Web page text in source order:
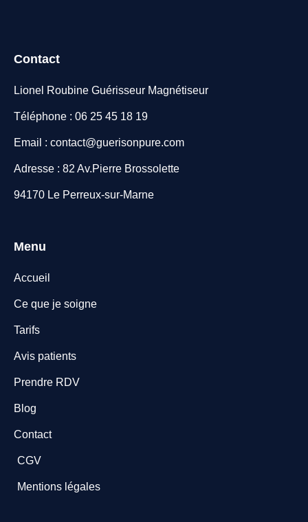
Contact
Lionel Roubine Guérisseur Magnétiseur
Téléphone : 06 25 45 18 19
Email : contact@guerisonpure.com
Adresse : 82 Av.Pierre Brossolette
94170 Le Perreux-sur-Marne
Menu
Accueil
Ce que je soigne
Tarifs
Avis patients
Prendre RDV
Blog
Contact
CGV
Mentions légales